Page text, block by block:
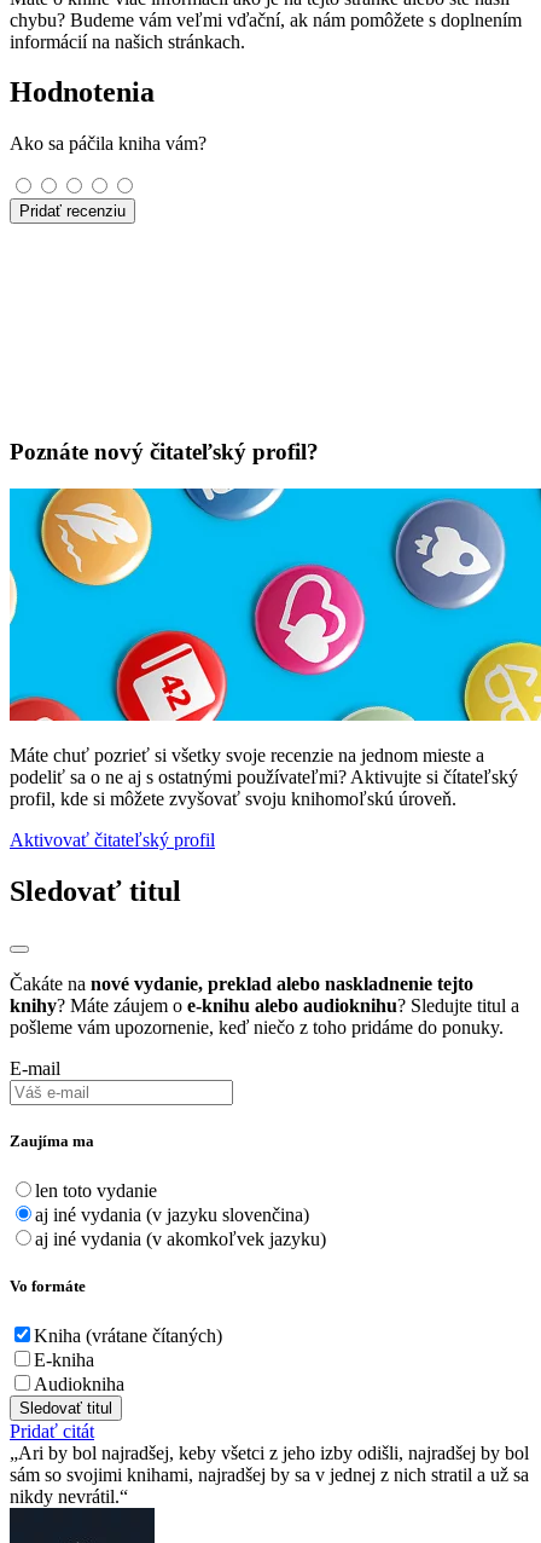
chybu? Budeme vám veľmi vďační, ak nám pomôžete s doplnením
informácií na našich stránkach.
Hodnotenia
Ako sa páčila kniha vám?
Pridať recenziu
Poznáte nový čitateľský profil?
Máte chuť pozrieť si všetky svoje recenzie na jednom mieste a
podeliť sa o ne aj s ostatnými používateľmi? Aktivujte si čítateľský
profil, kde si môžete zvyšovať svoju knihomoľskú úroveň.
Aktivovať čitateľský profil
Sledovať titul
Čakáte na nové vydanie, preklad alebo naskladnenie tejto
knihy? Máte záujem o e-knihu alebo audioknihu? Sledujte titul a
pošleme vám upozornenie, keď niečo z toho pridáme do ponuky.
E-mail
Zaujíma ma
len toto vydanie
aj iné vydania (v jazyku slovenčina)
aj iné vydania (v akomkoľvek jazyku)
Vo formáte
Kniha (vrátane čítaných)
E-kniha
Audiokniha
Sledovať titul
Pridať citát
Ari by bol najradšej, keby všetci z jeho izby odišli, najradšej by bol
sám so svojimi knihami, najradšej by sa v jednej z nich stratil a už sa
nikdy nevrátil.